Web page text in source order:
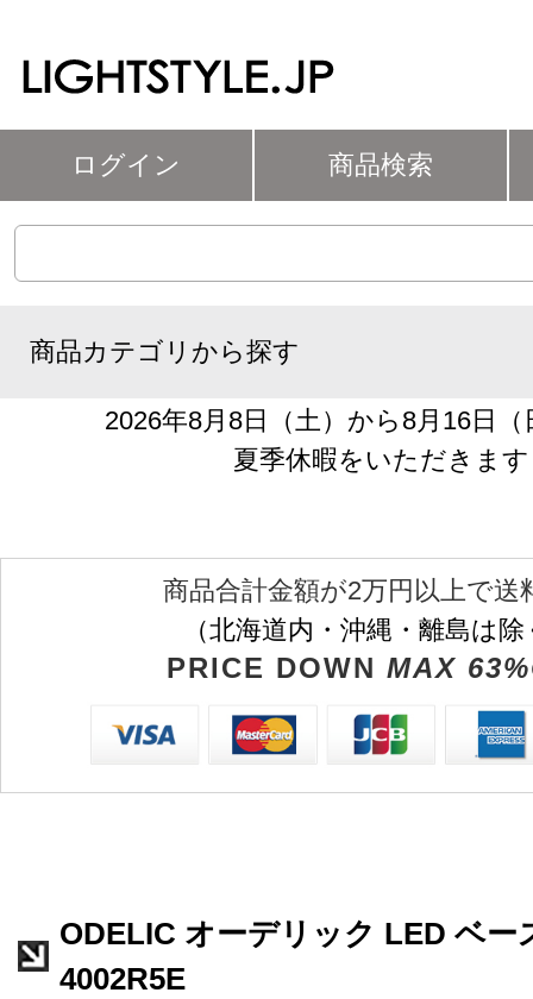
ログイン 商品検索
商品カテゴリから探す
2026年8月8日（土）から8月16日
夏季休暇をいただきます
商品合計金額が2万円以上で送
（北海道内・沖縄・離島は
PRICE DOWN MAX
ODELIC オーデリック LED ベー
4002R5E